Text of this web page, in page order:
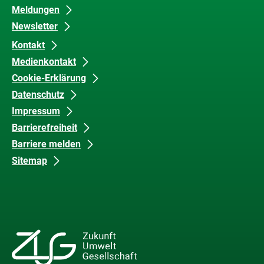
Meldungen
Newsletter
Kontakt
Medienkontakt
Cookie-Erklärung
Datenschutz
Impressum
Barrierefreiheit
Barriere melden
Sitemap